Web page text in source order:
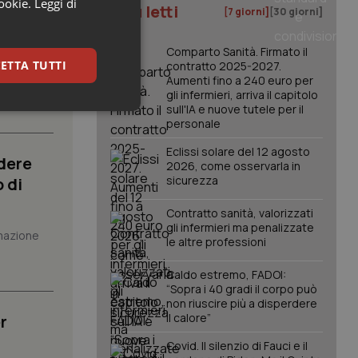
al
di
I più letti [7 giorni] [30 giorni]
Comparto Sanità. Firmato il
contratto 2025-2027.
Aumenti fino a 240 euro per
gli infermieri, arriva il capitolo
sull'IA e nuove tutele per il
personale
Eclissi solare del 12 agosto
2026, come osservarla in
sicurezza
Contratto sanità, valorizzati
gli infermieri ma penalizzate
le altre professioni
Caldo estremo, FADOI:
“Sopra i 40 gradi il corpo può
non riuscire più a disperdere
il calore”
Covid. Il silenzio di Fauci e il
Leggi di
TUTTI
sulle pagine
le
per la loro